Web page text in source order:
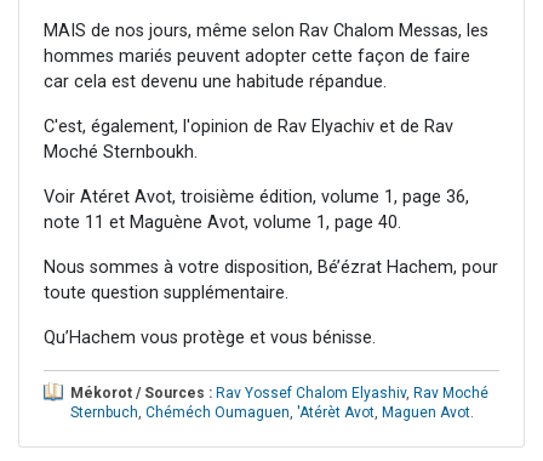
MAIS de nos jours, même selon Rav Chalom Messas, les
hommes mariés peuvent adopter cette façon de faire
car cela est devenu une habitude répandue.
C'est, également, l'opinion de Rav Elyachiv et de Rav
Moché Sternboukh.
Voir Atéret Avot, troisième édition, volume 1, page 36,
note 11 et Maguène Avot, volume 1, page 40.
Nous sommes à votre disposition, Bé’ézrat Hachem, pour
toute question supplémentaire.
Qu’Hachem vous protège et vous bénisse.
Mékorot / Sources : Rav Yossef Chalom Elyashiv, Rav Moché
Sternbuch, Chéméch Oumaguen, 'Atérèt Avot, Maguen Avot.